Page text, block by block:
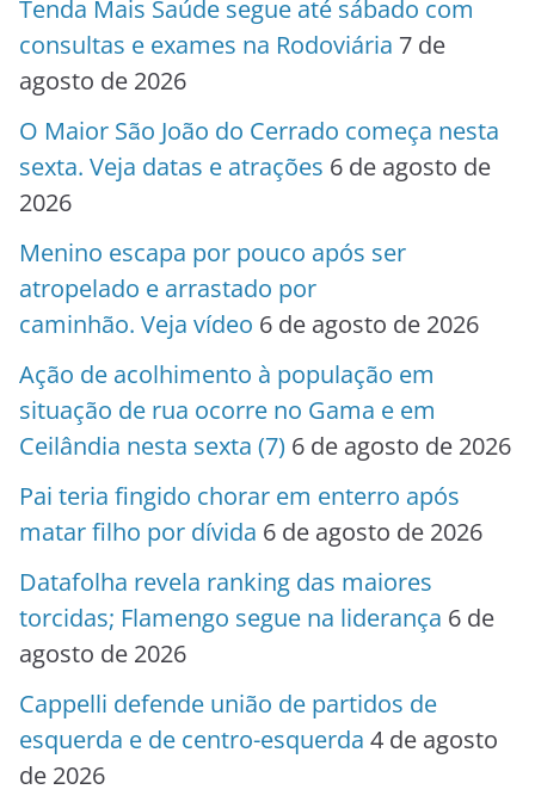
Tenda Mais Saúde segue até sábado com
consultas e exames na Rodoviária 7 de
agosto de 2026
O Maior São João do Cerrado começa nesta
sexta. Veja datas e atrações 6 de agosto de
2026
Menino escapa por pouco após ser
atropelado e arrastado por
caminhão. Veja vídeo 6 de agosto de 2026
Ação de acolhimento à população em
situação de rua ocorre no Gama e em
Ceilândia nesta sexta (7) 6 de agosto de 2026
Pai teria fingido chorar em enterro após
matar filho por dívida 6 de agosto de 2026
Datafolha revela ranking das maiores
torcidas; Flamengo segue na liderança 6 de
agosto de 2026
Cappelli defende união de partidos de
esquerda e de centro-esquerda 4 de agosto
de 2026